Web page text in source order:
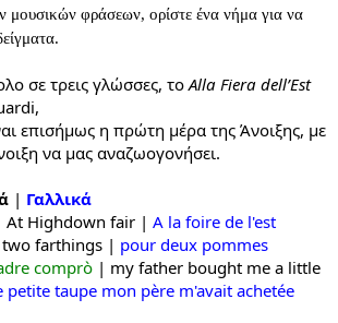
μουσικών φράσεων, ορίστε ένα νήμα για να
σε τρεις γλώσσες, το Alla Fiera dell’Est
επισήμως η πρώτη μέρα της Άνοιξης, με
να μας αναζωογονήσει.
| Γαλλικά
At Highdown fair | A la foire de l'est
farthings | pour deux pommes
comprò | my father bought me a little
petite taupe mon père m'avait achetée